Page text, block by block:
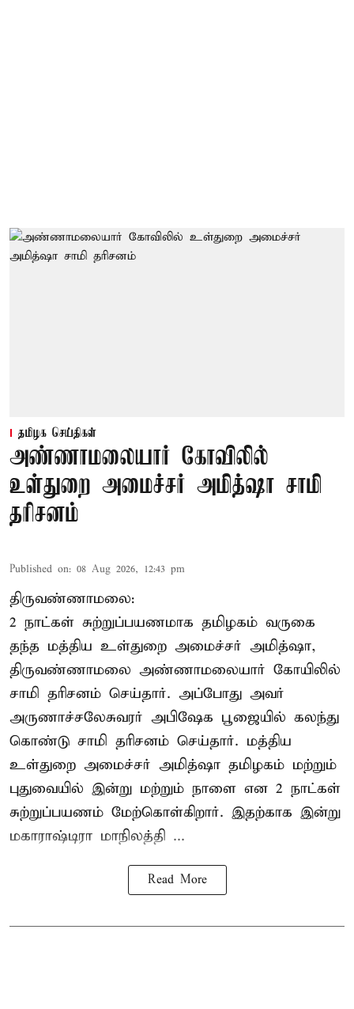
தமிழக செய்திகள்
அண்ணாமலையார் கோவிலில்
உள்துறை அமைச்சர் அமித்ஷா சாமி
தரிசனம்
Published on: 08 Aug 2026, 12:43 pm
திருவண்ணாமலை:
2 நாட்கள் சுற்றுப்பயணமாக தமிழகம் வருகை
தந்த மத்திய உள்துறை அமைச்சர் அமித்ஷா,
திருவண்ணாமலை அண்ணாமலையார் கோயிலில்
சாமி தரிசனம் செய்தார். அப்போது அவர்
அருணாச்சலேசுவரர் அபிஷேக பூஜையில் கலந்து
கொண்டு சாமி தரிசனம் செய்தார். மத்திய
உள்துறை அமைச்சர் அமித்ஷா தமிழகம் மற்றும்
புதுவையில் இன்று மற்றும் நாளை என 2 நாட்கள்
சுற்றுப்பயணம் மேற்கொள்கிறார். இதற்காக இன்று
மகாராஷ்டிரா மாநிலத்தி ...
Read More